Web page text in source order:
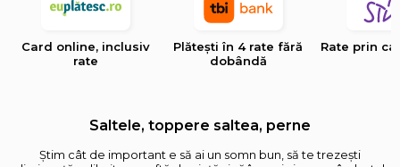
Card online, inclusiv
rate
Plătești în 4 rate fără
dobândă
Rate prin
Saltele, toppere saltea, perne
Știm cât de important e să ai un somn bun, să te trezești